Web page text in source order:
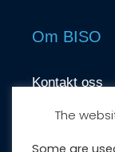
Om BISO
Kontakt oss
The
Some are